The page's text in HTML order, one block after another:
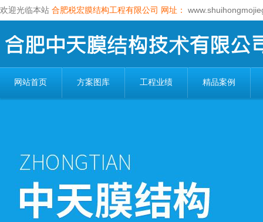
欢迎光临本站 合肥税宏膜结构工程有限公司 网址：
网站首页 方案图库 工程业绩 精品案例